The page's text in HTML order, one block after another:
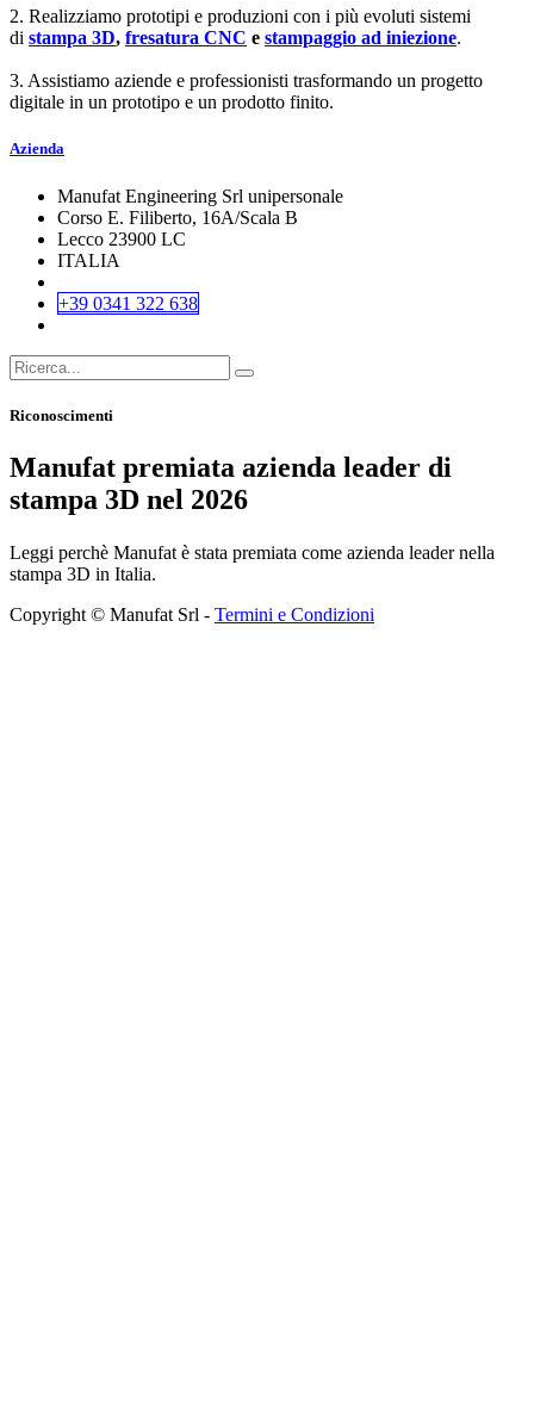
2. Realizziamo prototipi e produzioni con i più evoluti sistemi
di stampa 3D, fresatura CNC e stampaggio ad iniezione.
3. Assistiamo aziende e professionisti trasformando un progetto
digitale in un prototipo e un prodotto finito.
Azienda
Manufat Engineering Srl unipersonale
Corso E. Filiberto, 16A/Scala B
Lecco 23900 LC
ITALIA
+39 0341 322 638
Riconoscimenti
Manufat premiata azienda leader di
stampa 3D nel 2026
Leggi perchè Manufat è stata premiata come azienda leader nella
stampa 3D in Italia.
Copyright © Manufat Srl - Termini e Condizioni